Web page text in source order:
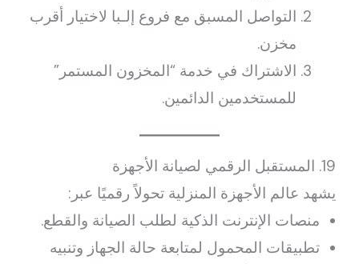
التواصل المسبق مع فروع إلـبا لاختيار أقرب
مخزن.
الاشتراك في خدمة “المخزون المستمر”
للمستخدمين الدائمين.
19. المستقبل الرقمي لصيانة الأجهزة
يشهد عالم الأجهزة المنزلية تحولاً رقميًا عبر:
منصات الإنترنت الذكية لطلب الصيانة والقطع.
تطبيقات المحمول لمتابعة حالة الجهاز وتنبيه